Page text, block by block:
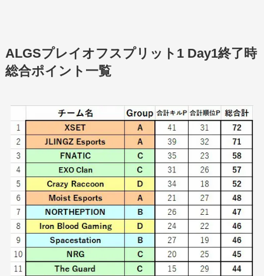
ALGSプレイオフスプリット1 Day1終了時
総合ポイント一覧